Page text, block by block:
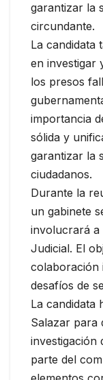
garantizar la
circundante.
La candidata
en investigar
los presos
importancia
sólida y
garantizar la
ciudadanos.
Durante la
un gabinete
involucrará a
Judicial. El
colaboración
desafíos de
La candidata
Salazar para
investigación
parte del